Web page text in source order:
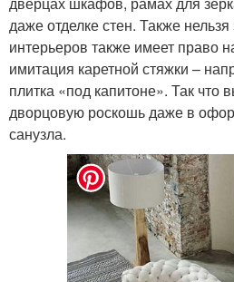
даже отделке стен. Также
интерьеров также имеет право
имитация каретной стяжки –
плитка «под капитоне». Так что
дворцовую роскошь даже в
санузла.